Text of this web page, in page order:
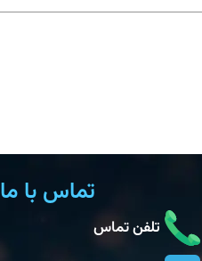
تماس با ما
تلفن تماس